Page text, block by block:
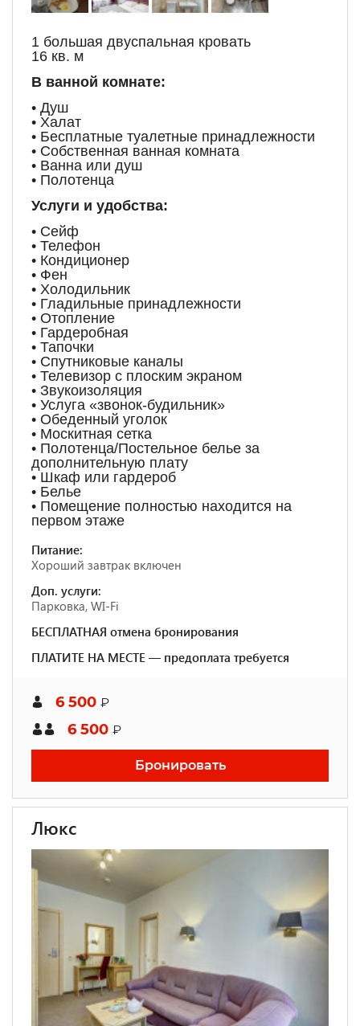
1 большая двуспальная кровать
16 кв. м
В ванной комнате:
• Душ
• Халат
• Бесплатные туалетные принадлежности
• Собственная ванная комната
• Ванна или душ
• Полотенца
Услуги и удобства:
• Сейф
• Телефон
• Кондиционер
• Фен
• Холодильник
• Гладильные принадлежности
• Отопление
• Гардеробная
• Тапочки
• Спутниковые каналы
• Телевизор с плоским экраном
• Звукоизоляция
• Услуга «звонок-будильник»
• Обеденный уголок
• Москитная сетка
• Полотенца/Постельное белье за
дополнительную плату
• Шкаф или гардероб
• Белье
• Помещение полностью находится на
первом этаже
Питание:
Хороший завтрак включен
Доп. услуги:
Парковка, WI-Fi
БЕСПЛАТНАЯ отмена бронирования
ПЛАТИТЕ НА МЕСТЕ — предоплата требуется
6 500 ₽
6 500 ₽
Бронировать
Люкс